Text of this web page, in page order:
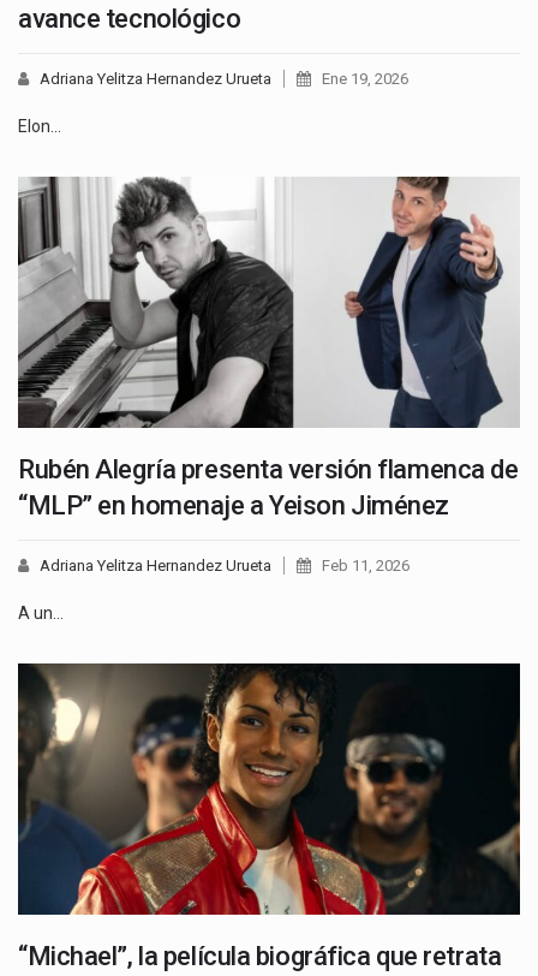
avance tecnológico
Adriana Yelitza Hernandez Urueta Ene 19, 2026
Elon…
Rubén Alegría presenta versión flamenca de
“MLP” en homenaje a Yeison Jiménez
Adriana Yelitza Hernandez Urueta Feb 11, 2026
A un…
“Michael”, la película biográfica que retrata